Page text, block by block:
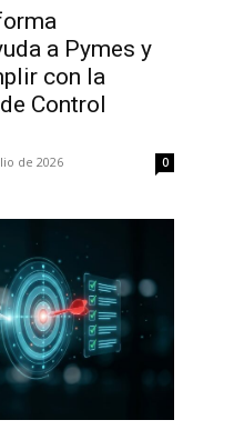
a Pymes y
con la
Control
de 2026 0